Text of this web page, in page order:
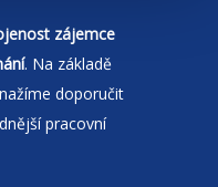
zájemce
. Na základě
doporučit
pracovní